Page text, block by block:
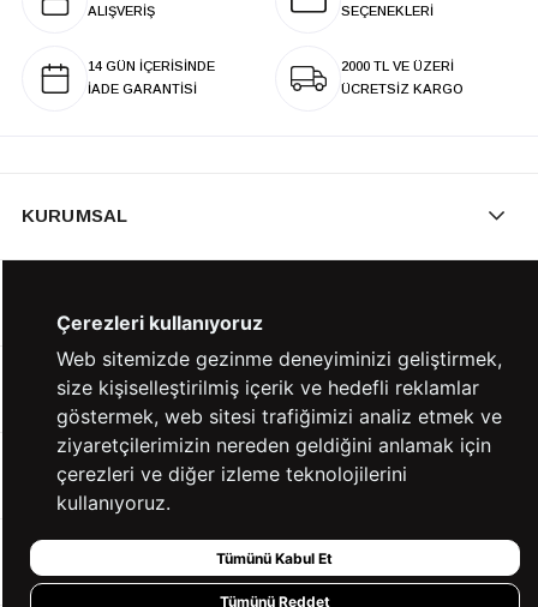
ALIŞVERİŞ
SEÇENEKLERİ
14 GÜN İÇERİSİNDE
İADE GARANTİSİ
2000 TL VE ÜZERİ
ÜCRETSİZ KARGO
KURUMSAL
YARDIM
BİZE ULAŞIN
HIZLI ERİŞİM
Çerezleri kullanıyoruz
Web sitemizde gezinme deneyiminizi geliştirmek,
size kişiselleştirilmiş içerik ve hedefli reklamlar
göstermek, web sitesi trafiğimizi analiz etmek ve
ziyaretçilerimizin nereden geldiğini anlamak için
çerezleri ve diğer izleme teknolojilerini
kullanıyoruz.
Tümünü Kabul Et
Tümünü Reddet